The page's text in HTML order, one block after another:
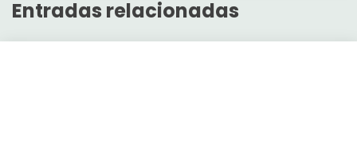
Entradas relacionadas